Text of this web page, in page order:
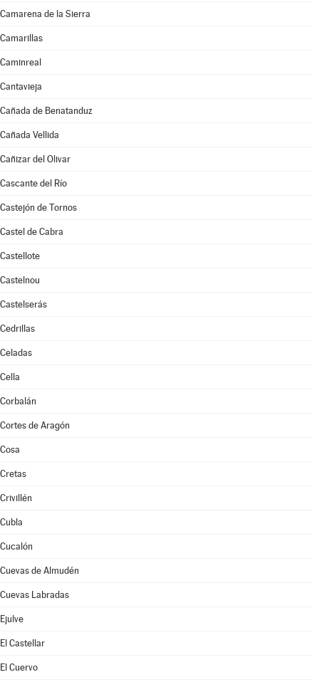
Camarena de la Sierra
Camarillas
Caminreal
Cantavieja
Cañada de Benatanduz
Cañada Vellida
Cañizar del Olivar
Cascante del Río
Castejón de Tornos
Castel de Cabra
Castellote
Castelnou
Castelserás
Cedrillas
Celadas
Cella
Corbalán
Cortes de Aragón
Cosa
Cretas
Crivillén
Cubla
Cucalón
Cuevas de Almudén
Cuevas Labradas
Ejulve
El Castellar
El Cuervo